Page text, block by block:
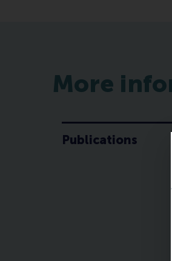
More
Publications